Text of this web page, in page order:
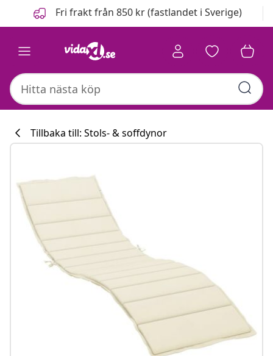
FöregåendeFri frakt från 850 kr (fastlandet i Sverige)
Tillbaka till: Stols- & soffdynor